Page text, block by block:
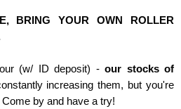
BRING YOUR OWN ROLLER
(w/ ID deposit) - our stocks of
increasing them, but you're
by and have a try!